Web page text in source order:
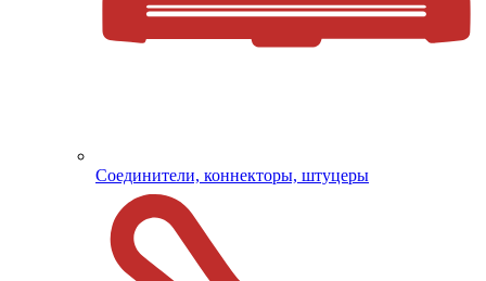
Соединители, коннекторы, штуцеры